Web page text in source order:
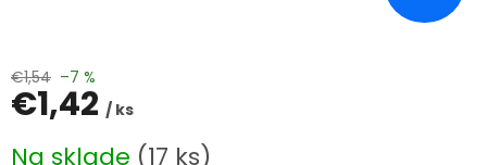
€1,54 –7 %
€1,42 / ks
Na sklade (17 ks)